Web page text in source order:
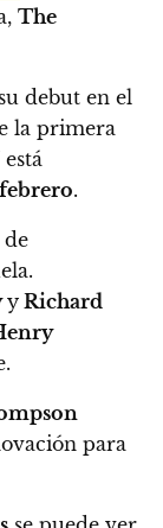
The
debut en el
la primera
está
.
y Richard
para